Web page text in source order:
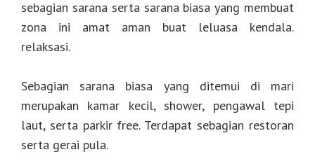
sebagian sarana serta sarana biasa yang membuat
zona ini amat aman buat leluasa kendala.
relaksasi.
Sebagian sarana biasa yang ditemui di mari
merupakan kamar kecil, shower, pengawal tepi
laut, serta parkir free. Terdapat sebagian restoran
serta gerai pula.